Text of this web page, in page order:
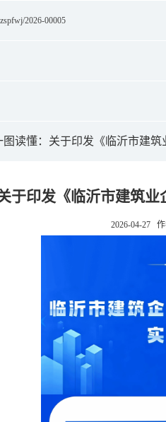
2026-00005
图读懂：​关于印发《临沂市建筑
于印发《临沂市建筑
2026-04-27 作